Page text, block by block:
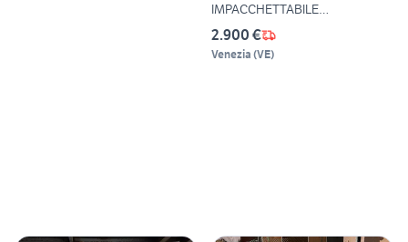
IMPACCHETTABILE
RETTRAIBILE SCONTO 40%
2.900 €
Venezia (VE)